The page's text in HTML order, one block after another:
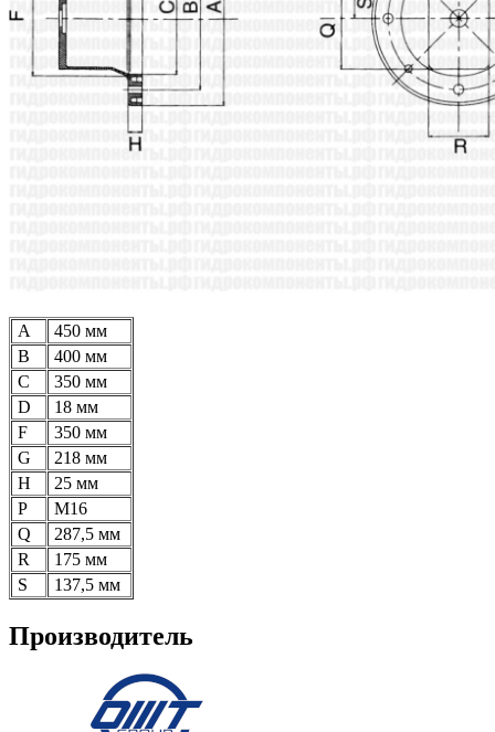
A
450 мм
B
400 мм
C
350 мм
D
18 мм
F
350 мм
G
218 мм
H
25 мм
P
M16
Q
287,5 мм
R
175 мм
S
137,5 мм
Производитель